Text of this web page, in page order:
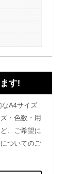
す!
A4サイズ
・色数・用
、ご希望に
ついてのご